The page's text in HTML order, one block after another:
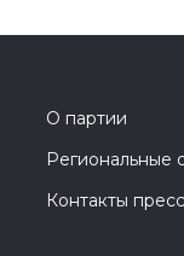
О партии
Региональные
Контакты